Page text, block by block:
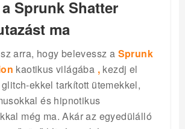
Sprunk Shatter
ma
arra, hogy belevessz a Sprunk
kaotikus világába , kezdj el
ekkel tarkított ütemekkel,
és hipnotikus
még ma. Akár az egyedülálló